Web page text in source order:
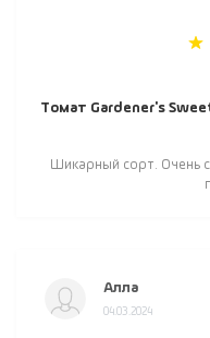
Томат Gardener's
Шикарный сорт. Очень
Алла
04.03.2024